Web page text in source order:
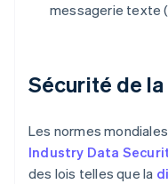
messagerie texte
Sécurité de
Les normes
Industry Data
des lois telles que la